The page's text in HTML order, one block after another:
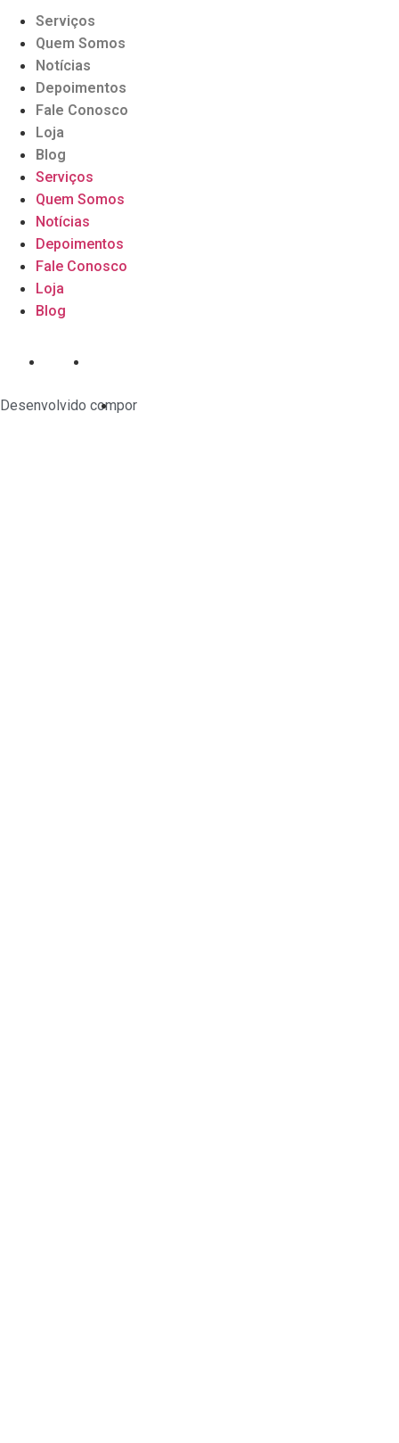
Serviços
Quem Somos
Notícias
Depoimentos
Fale Conosco
Loja
Blog
Serviços
Quem Somos
Notícias
Depoimentos
Fale Conosco
Loja
Blog
Desenvolvido compor